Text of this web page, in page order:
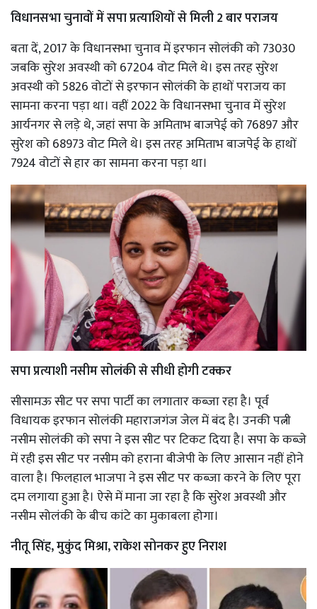
विधानसभा चुनावों में सपा प्रत्याशियों से मिली 2 बार पराजय
बता दें, 2017 के विधानसभा चुनाव में इरफान सोलंकी को 73030
जबकि सुरेश अवस्थी को 67204 वोट मिले थे। इस तरह सुरेश
अवस्थी को 5826 वोटों से इरफान सोलंकी के हाथों पराजय का
सामना करना पड़ा था। वहीं 2022 के विधानसभा चुनाव में सुरेश
आर्यनगर से लड़े थे, जहां सपा के अमिताभ बाजपेई को 76897 और
सुरेश को 68973 वोट मिले थे। इस तरह अमिताभ बाजपेई के हाथों
7924 वोटों से हार का सामना करना पड़ा था।
सपा प्रत्याशी नसीम सोलंकी से सीधी होगी टक्कर
सीसामऊ सीट पर सपा पार्टी का लगातार कब्जा रहा है। पूर्व
विधायक इरफान सोलंकी महाराजगंज जेल में बंद है। उनकी पत्नी
नसीम सोलंकी को सपा ने इस सीट पर टिकट दिया है। सपा के कब्जे
में रही इस सीट पर नसीम को हराना बीजेपी के लिए आसान नहीं होने
वाला है। फिलहाल भाजपा ने इस सीट पर कब्जा करने के लिए पूरा
दम लगाया हुआ है। ऐसे में माना जा रहा है कि सुरेश अवस्थी और
नसीम सोलंकी के बीच कांटे का मुकाबला होगा।
नीतू सिंह, मुकुंद मिश्रा, राकेश सोनकर हुए निराश